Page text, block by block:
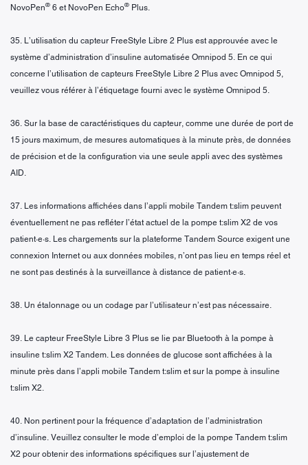
NovoPen® 6 et NovoPen Echo® Plus.
35. L’utilisation du capteur FreeStyle Libre 2 Plus est approuvée avec le
système d’administration d’insuline automatisée Omnipod 5. En ce qui
concerne l’utilisation de capteurs FreeStyle Libre 2 Plus avec Omnipod 5,
veuillez vous référer à l’étiquetage fourni avec le système Omnipod 5.
36. Sur la base de caractéristiques du capteur, comme une durée de port de
15 jours maximum, de mesures automatiques à la minute près, de données
de précision et de la configuration via une seule appli avec des systèmes
AID.
37. Les informations affichées dans l’appli mobile Tandem t:slim peuvent
éventuellement ne pas refléter l’état actuel de la pompe t:slim X2 de vos
patient·e·s. Les chargements sur la plateforme Tandem Source exigent une
connexion Internet ou aux données mobiles, n’ont pas lieu en temps réel et
ne sont pas destinés à la surveillance à distance de patient·e·s.
38. Un étalonnage ou un codage par l’utilisateur n’est pas nécessaire.
39. Le capteur FreeStyle Libre 3 Plus se lie par Bluetooth à la pompe à
insuline t:slim X2 Tandem. Les données de glucose sont affichées à la
minute près dans l’appli mobile Tandem t:slim et sur la pompe à insuline
t:slim X2.
40. Non pertinent pour la fréquence d’adaptation de l’administration
d’insuline. Veuillez consulter le mode d’emploi de la pompe Tandem t:slim
X2 pour obtenir des informations spécifiques sur l’ajustement de